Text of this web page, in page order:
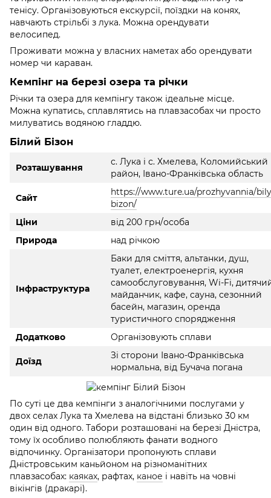
тенісу. Організовуються екскурсії, поїздки на конях,
навчають стрільбі з лука. Можна орендувати
велосипед.
Проживати можна у власних наметах або орендувати
номер чи караван.
Кемпінг на березі озера та річки
Річки та озера для кемпінгу також ідеальне місце.
Можна купатись, сплавлятись на плавзасобах чи просто
милуватись водяною гладдю.
Білий Бізон
Розташування
с. Лука і с. Хмелева, Коломийський
район, Івано-Франківська область
Сайт
https://www.ture.ua/prozhyvannia/
bizon/
Ціни
від 200 грн/особа
Природа
над річкою
Інфраструктура
Баки для сміття, альтанки, душ,
туалет, електроенергія, кухня
самообслуговування, Wi-Fi,
майданчик, кафе, сауна, сезонний
басейн, магазин, оренда
туристичного спорядження
Додатково
Організовують сплави
Доїзд
Зі сторони Івано-Франківська
нормальна, від Бучача погана
По суті це два кемпінги з аналогічними послугами у
двох селах Лука та Хмелева на відстані близько 30 км
один від одного. Табори розташовані на березі Дністра,
тому їх особливо полюбляють фанати водного
відпочинку. Організатори пропонують сплави
Дністровським каньйоном на різноманітних
плавзасобах: каяках, рафтах, каное і навіть на човні
вікінгів (дракарі).